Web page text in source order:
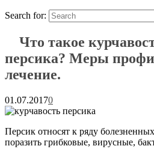
Search for:
Что такое
персика? Меры
лечение.
01.07.20170
Персик относят к ряду
поразить грибковые, вирусные,